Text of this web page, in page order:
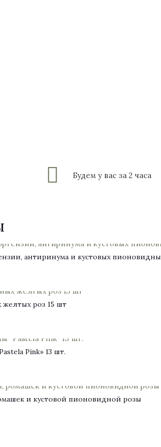
Будем у вас за 2 часа
антиринума и кустовых
желтых роз 15 шт
Pink» 13 шт.
и кустовой пионовидной розы